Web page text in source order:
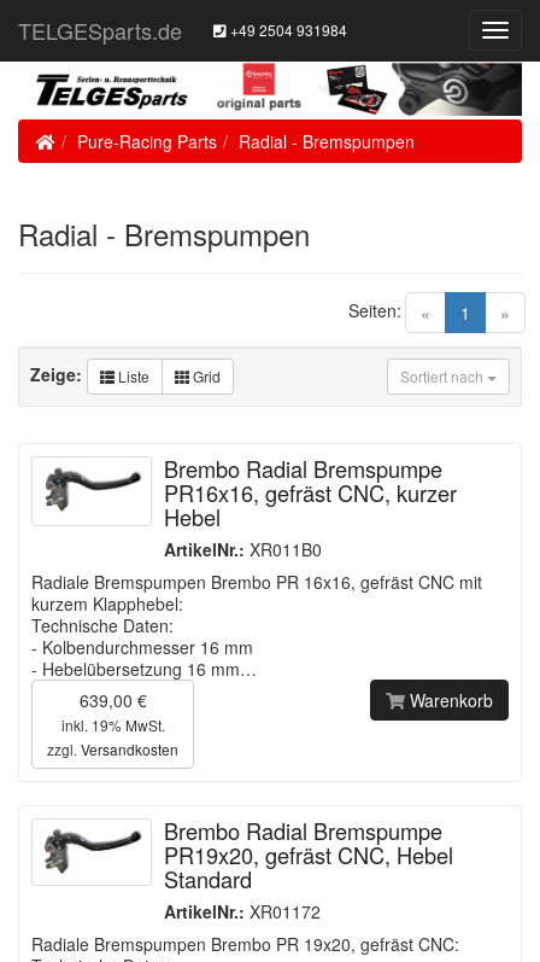
TELGESparts.de +49 2504 931984
HomePure-Racing Parts Radial - Bremspumpen
Radial - Bremspumpen
« 1 (current)
»
Seiten:
Sortiert nach
Zeige: Liste Grid
Brembo Radial Bremspumpe
PR16x16, gefräst CNC, kurzer
Hebel
ArtikelNr.: XR011B0
Radiale Bremspumpen Brembo PR 16x16, gefräst CNC mit
kurzem Klapphebel:
Technische Daten:
- Kolbendurchmesser 16 mm
- Hebelübersetzung 16 mm…
639,00 €
inkl. 19% MwSt.
zzgl. Versandkosten
Warenkorb
Brembo Radial Bremspumpe
PR19x20, gefräst CNC, Hebel
Standard
ArtikelNr.: XR01172
Radiale Bremspumpen Brembo PR 19x20, gefräst CNC: